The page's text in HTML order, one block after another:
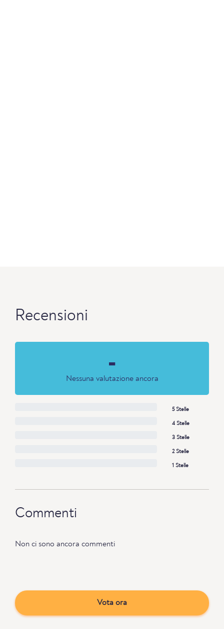
Recensioni
-
Nessuna valutazione ancora
5 Stelle
4 Stelle
3 Stelle
2 Stelle
1 Stelle
Commenti
Non ci sono ancora commenti
Vota ora